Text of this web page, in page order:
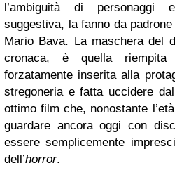
l’ambiguità di
suggestiva, la fanno da
Mario Bava. La maschera del
cronaca, è quella
forzatamente inserita alla
stregoneria e fatta uccidere
ottimo film che, nonostante
guardare ancora oggi con
essere semplicemente
dell’horror.